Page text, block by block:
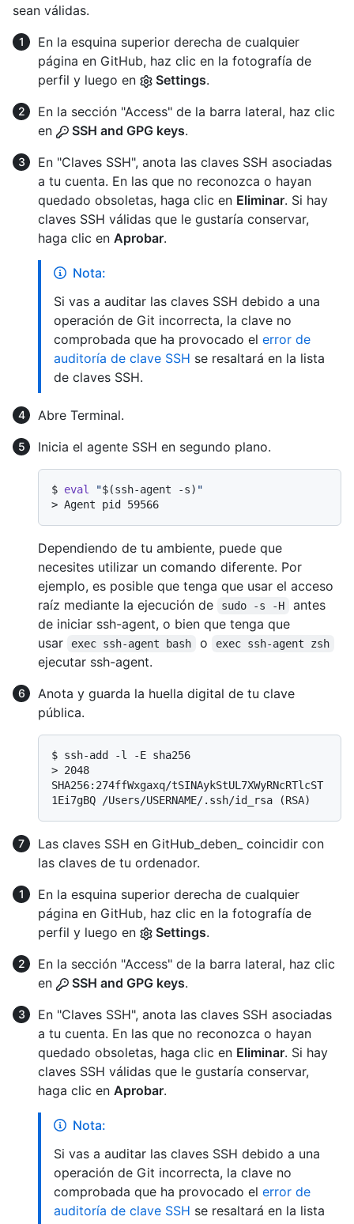
sean válidas.
En la esquina superior derecha de cualquier
página en GitHub, haz clic en la fotografía de
perfil y luego en
Settings.
En la sección "Access" de la barra lateral, haz clic
en
SSH and GPG keys.
En "Claves SSH", anota las claves SSH asociadas
a tu cuenta. En las que no reconozca o hayan
quedado obsoletas, haga clic en Eliminar. Si hay
claves SSH válidas que le gustaría conservar,
haga clic en Aprobar.
Nota:
Si vas a auditar las claves SSH debido a una
operación de Git incorrecta, la clave no
comprobada que ha provocado el error de
auditoría de clave SSH se resaltará en la lista
de claves SSH.
Abre Terminal.
Inicia el agente SSH en segundo plano.
$ eval "$(ssh-agent -s) "
> Agent pid 59566
Dependiendo de tu ambiente, puede que
necesites utilizar un comando diferente. Por
ejemplo, es posible que tenga que usar el acceso
raíz mediante la ejecución de
sudo -s -H
antes
de iniciar ssh-agent, o bien que tenga que
usar
exec ssh-agent bash o exec ssh-agent zsh
ejecutar ssh-agent.
Anota y guarda la huella digital de tu clave
pública.
$ ssh-add -l -E sha256
> 2048
SHA256:274ffWxgaxq/tSINAykStUL7XWyRNcRTlcST
1Ei7gBQ /Users/USERNAME/.ssh/id_rsa (RSA)
Las claves SSH en GitHub_deben_ coincidir con
las claves de tu ordenador.
En la esquina superior derecha de cualquier
página en GitHub, haz clic en la fotografía de
perfil y luego en
Settings.
En la sección "Access" de la barra lateral, haz clic
en
SSH and GPG keys.
En "Claves SSH", anota las claves SSH asociadas
a tu cuenta. En las que no reconozca o hayan
quedado obsoletas, haga clic en Eliminar. Si hay
claves SSH válidas que le gustaría conservar,
haga clic en Aprobar.
Nota:
Si vas a auditar las claves SSH debido a una
operación de Git incorrecta, la clave no
comprobada que ha provocado el error de
auditoría de clave SSH se resaltará en la lista